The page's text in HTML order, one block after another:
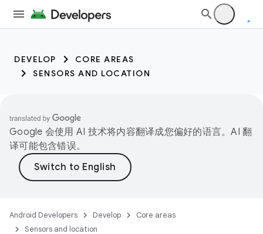
DEVELOP
CORE AREAS
SENSORS AND LOCATION
Google 会使用 AI 技术将内容翻译成您偏好的语言。AI 翻
译可能包含错误。
Android Developers Develop
Core areas
Sensors and location